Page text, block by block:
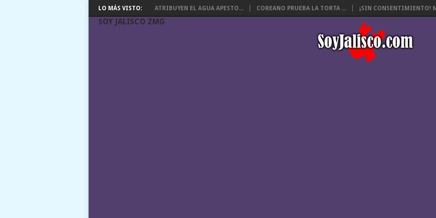
LO MÁS VISTO: ATRIBUYEN EL AGUA APESTO... COREANO PRUEBA LA TORTA ... ¡SIN CONSENTIMIENTO!
SOY JALISCO ZMG